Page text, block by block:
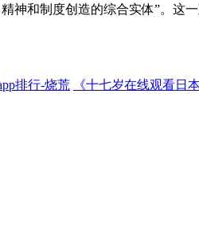
和制度创造的综合实体”。这
排行-烧荒 《十七岁在线观看日